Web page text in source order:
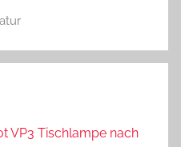
VP3 Tischlampe nach